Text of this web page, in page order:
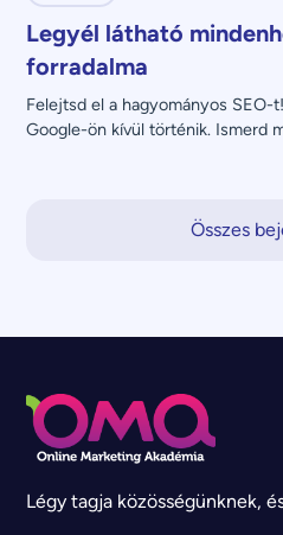
Legyél látható
forradalma
Felejtsd el a hagyományos SEO-
Google-ön kívül történik. Ismerd
Összes
Légy tagja közösségünknek,